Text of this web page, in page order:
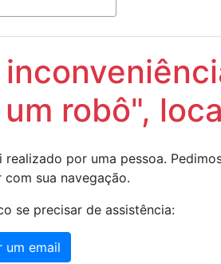
robô",
por uma pessoa.
sua navegação.
se precisar de assistência:
um email